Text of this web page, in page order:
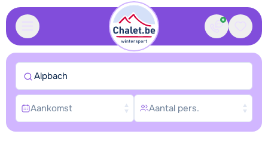
Contact
Alpbach
Aankomst Aantal pers.